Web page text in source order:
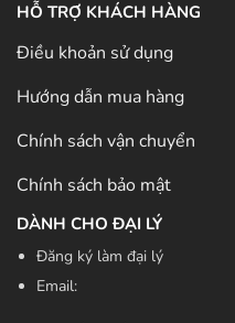
HỖ TRỢ KHÁCH HÀNG
Điều khoản sử dụng
Hướng dẫn mua hàng
Chính sách vận chuyển
Chính sách bảo mật
DÀNH CHO ĐẠI LÝ
Đăng ký làm đại lý
Email: